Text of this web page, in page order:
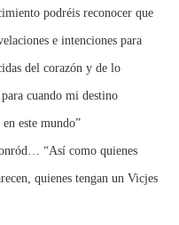
podréis reconocer que
e intenciones para
del corazón y de lo
cuando mi destino
este mundo”
“Así como quienes
quienes tengan un Vicjes